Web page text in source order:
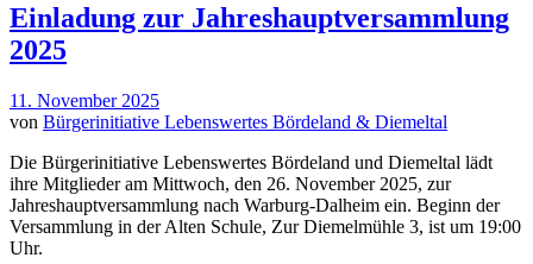
Einladung zur Jahreshauptversammlung
2025
11. November 2025
von Bürgerinitiative Lebenswertes Bördeland & Diemeltal
Die Bürgerinitiative Lebenswertes Bördeland und Diemeltal lädt
ihre Mitglieder am Mittwoch, den 26. November 2025, zur
Jahreshauptversammlung nach Warburg-Dalheim ein. Beginn der
Versammlung in der Alten Schule, Zur Diemelmühle 3, ist um 19:00
Uhr.